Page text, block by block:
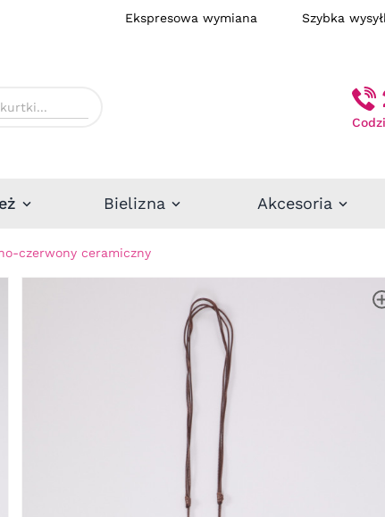
Ekspresowa wymiana Szybka
Bielizna Akcesoria
czerwony ceramiczny